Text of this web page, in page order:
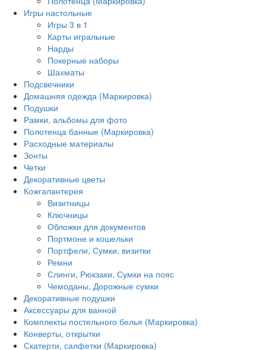
Игры настольные
Игры 3 в 1
Карты игральные
Нарды
Покерные наборы
Шахматы
Подсвечники
Домашняя одежда (Маркировка)
Подушки
Рамки, альбомы для фото
Полотенца банные (Маркировка)
Расходные материалы
Зонты
Четки
Декоративные цветы
Кожгалантерея
Визитницы
Ключницы
Обложки для документов
Портмоне и кошельки
Портфели, Сумки, визитки
Ремни
Слинги, Рюкзаки, Сумки на пояс
Чемоданы, Дорожные сумки
Декоративные подушки
Аксессуары для ванной
Комплекты постельного белья (Маркировка)
Конверты, открытки
Скатерти, салфетки (Маркировка)